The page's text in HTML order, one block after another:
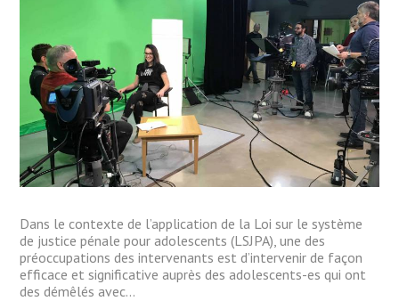
Dans le contexte de l’application de la Loi sur le système
de justice pénale pour adolescents (LSJPA), une des
préoccupations des intervenants est d’intervenir de façon
efficace et significative auprès des adolescents-es qui ont
des démêlés avec...